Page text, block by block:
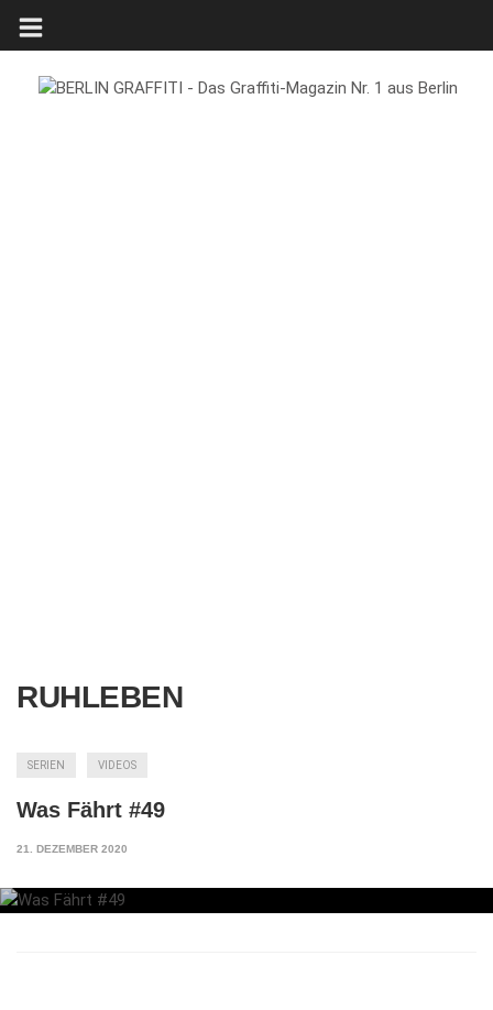
RUHLEBEN
SERIEN VIDEOS
Was Fährt #49
21. DEZEMBER 2020